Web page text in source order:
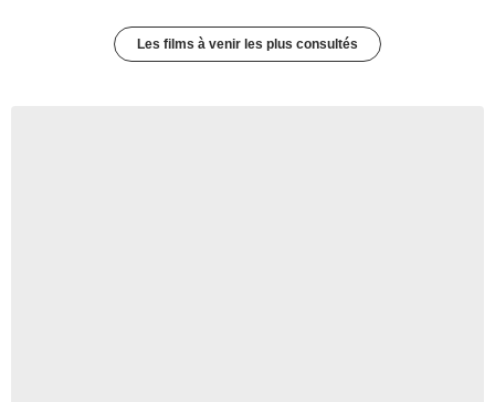
Les films à venir les plus consultés